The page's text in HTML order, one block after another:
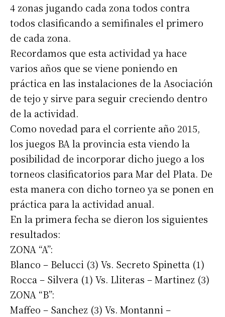
4 zonas jugando cada zona todos contra
todos clasificando a semifinales el primero
de cada zona.
Recordamos que esta actividad ya hace
varios años que se viene poniendo en
práctica en las instalaciones de la Asociación
de tejo y sirve para seguir creciendo dentro
de la actividad.
Como novedad para el corriente año 2015,
los juegos BA la provincia esta viendo la
posibilidad de incorporar dicho juego a los
torneos clasificatorios para Mar del Plata. De
esta manera con dicho torneo ya se ponen en
práctica para la actividad anual.
En la primera fecha se dieron los siguientes
resultados:
ZONA “A”:
Blanco – Belucci (3) Vs. Secreto Spinetta (1)
Rocca – Silvera (1) Vs. Lliteras – Martinez (3)
ZONA “B”:
Maffeo – Sanchez (3) Vs. Montanni –